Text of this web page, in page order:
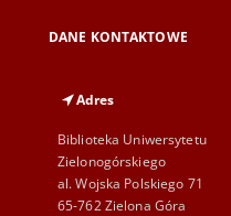
DANE KONTAKTOWE
Adres
Biblioteka Uniwersytetu
Zielonogórskiego
al. Wojska Polskiego 71
65-762 Zielona Góra